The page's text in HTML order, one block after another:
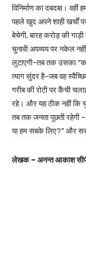
विनिर्माण का दबदबा।
पहले खुद अपने शाही खर्चों
बेचेगी, बारह करोड़ की
चुनावी अपव्यय पर नकेल
लुटाएगी–तब तक उसका
त्याग सुंदर है–जब वह
गरीब की रोटी पर कैंची
रहे। और यह ठीक नहीं कि
तब तक जनता पूछती रहेगी
या हम सबके लिए?” और
लेखक – अनन्त आकाश